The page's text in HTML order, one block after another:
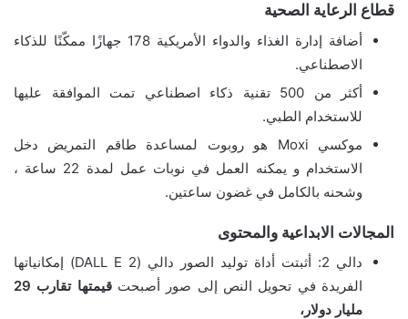
قطاع الرعاية الصحية
أضافة إدارة الغذاء والدواء الأمريكية 178 جهازًا ممكّنًا للذكاء
الاصطناعي.
أكثر من 500 تقنية ذكاء اصطناعي تمت الموافقة عليها
للاستخدام الطبي.
موكسي Moxi هو روبوت لمساعدة طاقم التمريض دخل
الاستخدام و يمكنه العمل في نوبات عمل لمدة 22 ساعة ،
وشحنه بالكامل في غضون ساعتين.
المجالات الابداعية والمحتوى
دالي 2: أثبتت أداة توليد الصور دالي (DALL E 2) إمكانياتها
الفريدة في تحويل النص إلى صور أصبحت
قيمتها تقارب 29
مليار دولار،